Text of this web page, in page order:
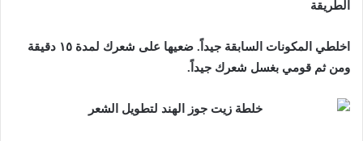
الطريقة
اخلطي المكونات السابقة جيداً. ضعيها على شعرك لمدة ١٥ دقيقة
ومن ثم قومي بغسل شعرك جيداً.